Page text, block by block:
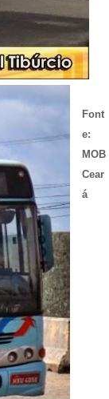
Font
e:
MOB
Cear
á